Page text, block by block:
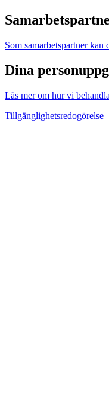
Som samarbetspartner
Dina
Läs mer om hur vi
Tillgänglighetsredogörelse